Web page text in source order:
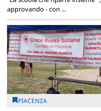
approvando - con ...
PIACENZA